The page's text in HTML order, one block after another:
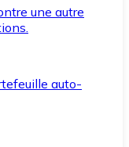
une autre
auto-